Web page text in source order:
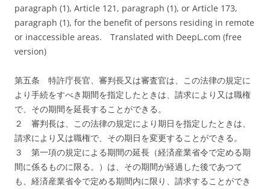
paragraph (1), Article 121, paragraph (1), or Article 173,
paragraph (1), for the benefit of persons residing in remote
or inaccessible areas. Translated with DeepL.com (free
version)
第五条 特許庁長官、審判長又は審査官は、この法律の規定に
より手続をすべき期間を指定したときは、請求により又は職権
で、その期間を延長することができる。
２ 審判長は、この法律の規定により期日を指定したときは、
請求により又は職権で、その期日を変更することができる。
３ 第一項の規定による期間の延長（経済産業省令で定める期
間に係るものに限る。）は、その期間が経過した後であつて
も、経済産業省令で定める期間内に限り、請求することができ